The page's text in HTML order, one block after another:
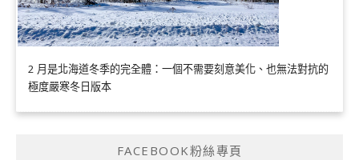
2 月是北海道冬季的完全體：一個不需要刻意美化、也無法對抗的
極度嚴寒冬日版本
FACEBOOK粉絲專頁